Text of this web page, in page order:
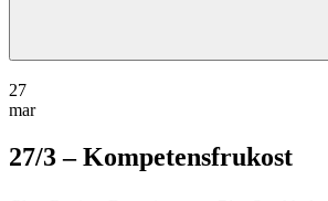
27
mar
27/3 – Kompetensfrukost